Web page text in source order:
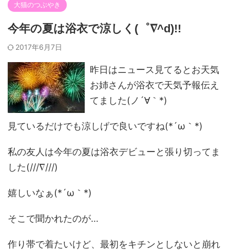
大猫のつぶやき
今年の夏は浴衣で涼しく(゜∇^d)!!
2017年6月7日
昨日はニュース見てるとお天気
お姉さんが浴衣で天気予報伝え
てました(ノ´∀｀*)
見ているだけでも涼しげで良いですね(*´ω｀*)
私の友人は今年の夏は浴衣デビューと張り切ってま
した(///∇///)
嬉しいなぁ(*´ω｀*)
そこで聞かれたのが…
作り帯で着たいけど、最初をキチンとしないと崩れ